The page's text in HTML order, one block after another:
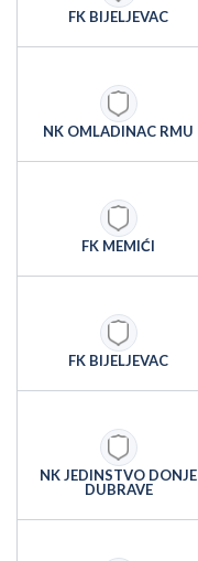
FK BIJELJEVAC
NK OMLADINAC RMU
FK MEMIĆI
FK BIJELJEVAC
NK JEDINSTVO DONJE
DUBRAVE